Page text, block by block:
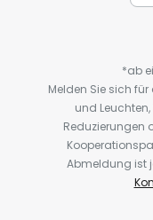
*ab
Melden Sie sich
und
Reduzierungen
Abmeldung ist